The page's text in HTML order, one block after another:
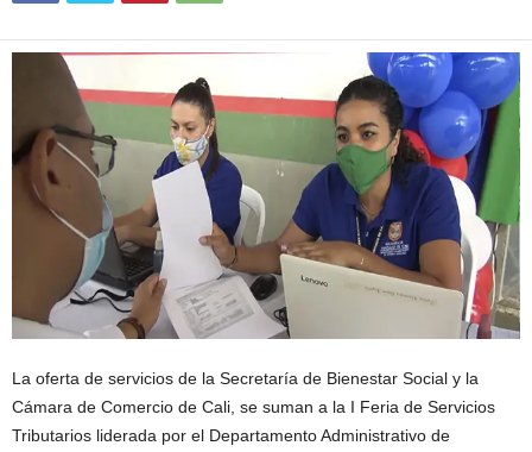
La oferta de servicios de la Secretaría de Bienestar Social y la
Cámara de Comercio de Cali, se suman a la I Feria de Servicios
Tributarios liderada por el Departamento Administrativo de